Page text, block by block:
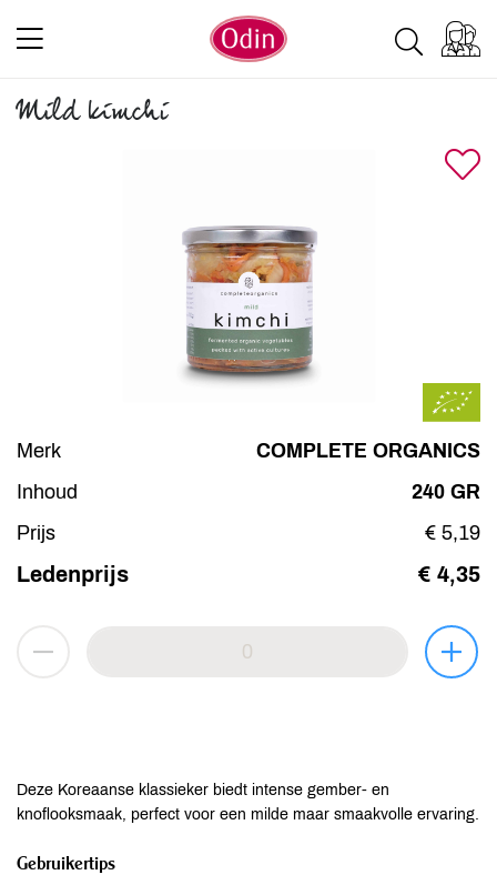
Mild kimchi
Merk
COMPLETE ORGANICS
Inhoud
240 GR
Prijs
€ 5,19
Ledenprijs € 4,35
Deze Koreaanse klassieker biedt intense gember- en
knoflooksmaak, perfect voor een milde maar smaakvolle ervaring.
Gebruikertips